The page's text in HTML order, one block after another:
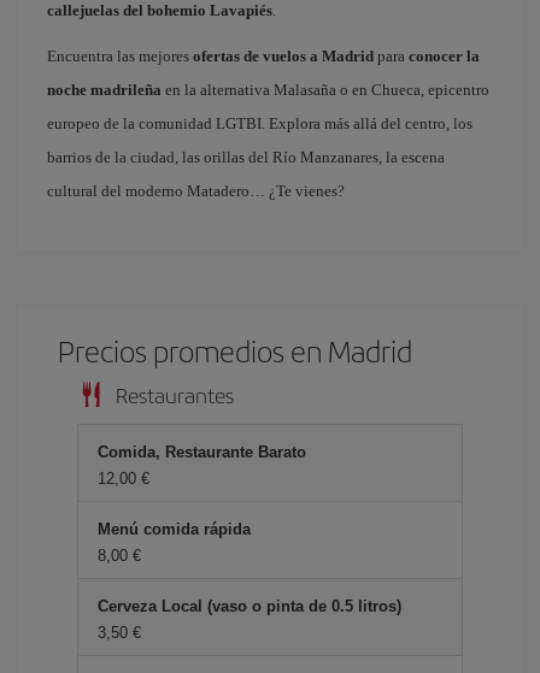
callejuelas del bohemio Lavapiés.
Encuentra las mejores ofertas de vuelos a Madrid para conocer la
noche madrileña en la alternativa Malasaña o en Chueca, epicentro
europeo de la comunidad LGTBI. Explora más allá del centro, los
barrios de la ciudad, las orillas del Río Manzanares, la escena
cultural del moderno Matadero… ¿Te vienes?
Precios promedios en Madrid
Restaurantes
Comida, Restaurante Barato
12,00 €
Menú comida rápida
8,00 €
Cerveza Local (vaso o pinta de 0.5 litros)
3,50 €